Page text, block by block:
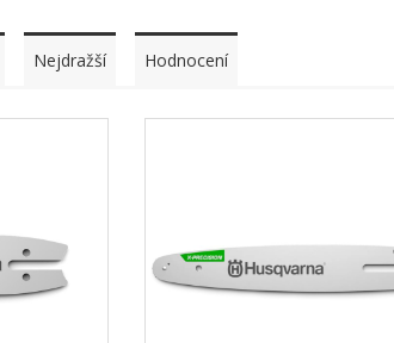
Nejdražší Hodnocení